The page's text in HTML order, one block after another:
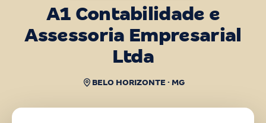
A1 Contabilidade e
Assessoria Empresarial
Ltda
BELO HORIZONTE · MG